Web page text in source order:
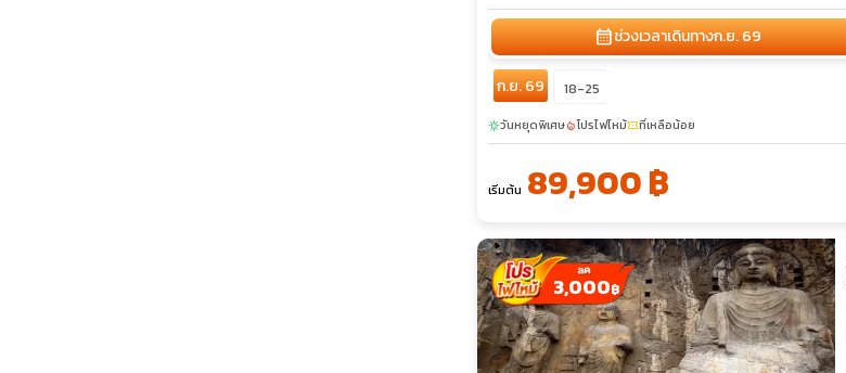
calendar_monthช่วงเวลาเดินทางก.ย. 69
ก.ย. 69 18-25
sunnyวันหยุดพิเศษlocal_fire_departmentโปรไฟไหม้confirmation_numberที่เหลือน้อย
เริ่มต้น 89,900 ฿
3,000฿